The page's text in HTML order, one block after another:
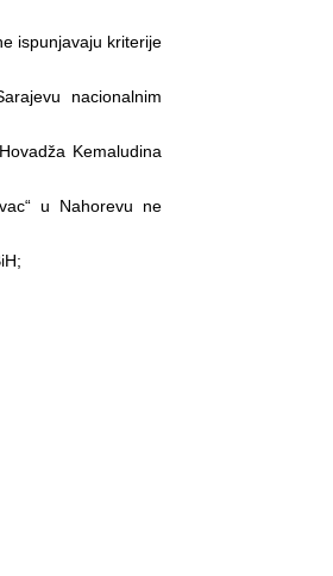
ispunjavaju kriterije
nacionalnim
Kemaludina
u Nahorevu ne